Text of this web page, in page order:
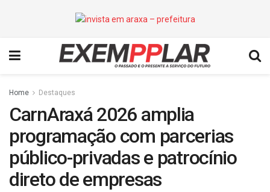
Home Destaques
CarnAraxá 2026 amplia
programação com parcerias
público-privadas e patrocínio
direto de empresas